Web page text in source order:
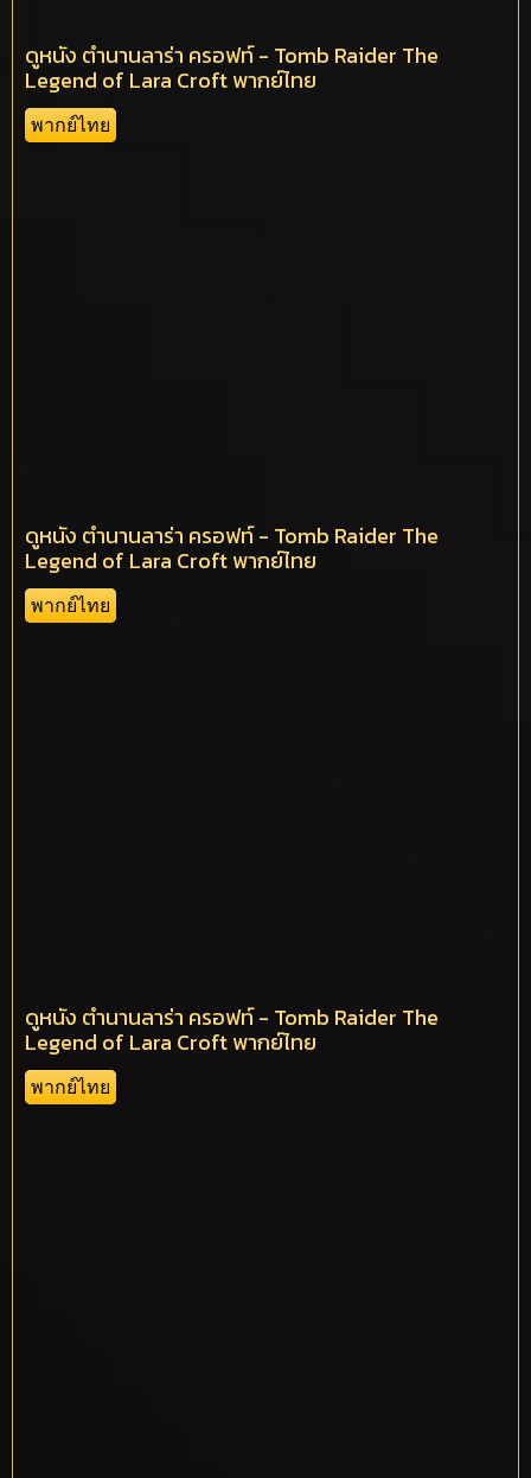
ดูหนัง ตำนานลาร่า ครอฟท์ - Tomb Raider The
Legend of Lara Croft พากย์ไทย
พากย์ไทย
ดูหนัง ตำนานลาร่า ครอฟท์ - Tomb Raider The
Legend of Lara Croft พากย์ไทย
พากย์ไทย
ดูหนัง ตำนานลาร่า ครอฟท์ - Tomb Raider The
Legend of Lara Croft พากย์ไทย
พากย์ไทย